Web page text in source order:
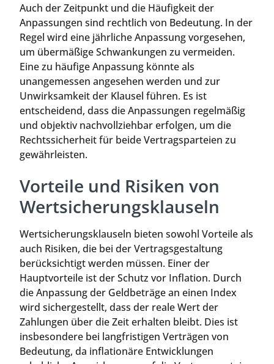
Auch der Zeitpunkt und die Häufigkeit der
Anpassungen sind rechtlich von Bedeutung. In der
Regel wird eine jährliche Anpassung vorgesehen,
um übermäßige Schwankungen zu vermeiden.
Eine zu häufige Anpassung könnte als
unangemessen angesehen werden und zur
Unwirksamkeit der Klausel führen. Es ist
entscheidend, dass die Anpassungen regelmäßig
und objektiv nachvollziehbar erfolgen, um die
Rechtssicherheit für beide Vertragsparteien zu
gewährleisten.
Vorteile und Risiken von
Wertsicherungsklauseln
Wertsicherungsklauseln bieten sowohl Vorteile als
auch Risiken, die bei der Vertragsgestaltung
berücksichtigt werden müssen. Einer der
Hauptvorteile ist der Schutz vor Inflation. Durch
die Anpassung der Geldbeträge an einen Index
wird sichergestellt, dass der reale Wert der
Zahlungen über die Zeit erhalten bleibt. Dies ist
insbesondere bei langfristigen Verträgen von
Bedeutung, da inflationäre Entwicklungen